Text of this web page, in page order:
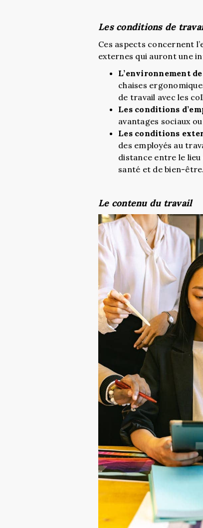
Les conditions de
Ces aspects concernent
externes qui auront une
L’environnement
chaises
de travail avec les
Les conditions
avantages sociaux
Les conditions
des employés au
distance entre le lieu
santé et de bien-être.
Le contenu du travail